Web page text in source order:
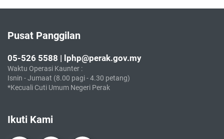
Pusat Panggilan
05-526 5588 | lphp@perak.gov.my
Waktu Operasi Kaunter :
Isnin - Jumaat (8.00 pagi - 4.30 petang)
*Kecuali Cuti Umum Negeri Perak
Ikuti Kami